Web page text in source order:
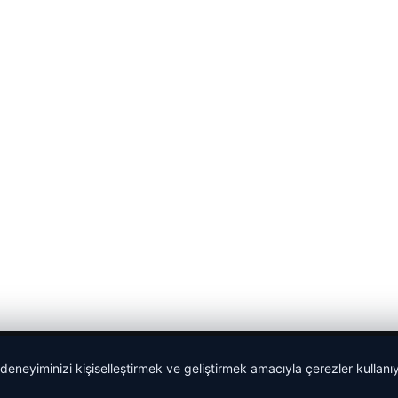
kişiselleştirmek ve geliştirmek amacıyla çerezler